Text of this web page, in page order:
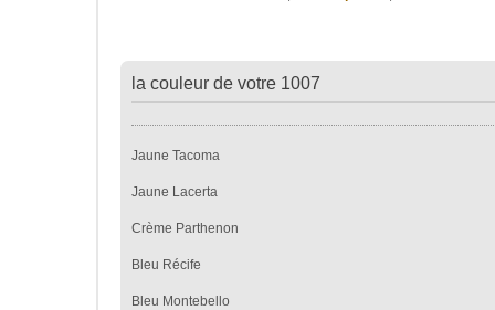
la couleur de votre 1007
Jaune Tacoma
Jaune Lacerta
Crème Parthenon
Bleu Récife
Bleu Montebello